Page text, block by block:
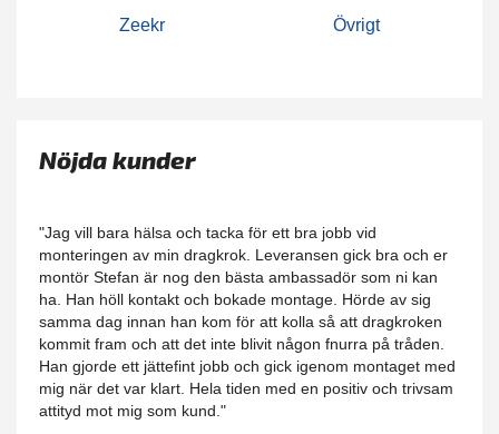
Zeekr Övrigt
Nöjda kunder
"Jag vill bara hälsa och tacka för ett bra jobb vid
monteringen av min dragkrok. Leveransen gick bra och er
montör Stefan är nog den bästa ambassadör som ni kan
ha. Han höll kontakt och bokade montage. Hörde av sig
samma dag innan han kom för att kolla så att dragkroken
kommit fram och att det inte blivit någon fnurra på tråden.
Han gjorde ett jättefint jobb och gick igenom montaget med
mig när det var klart. Hela tiden med en positiv och trivsam
attityd mot mig som kund."